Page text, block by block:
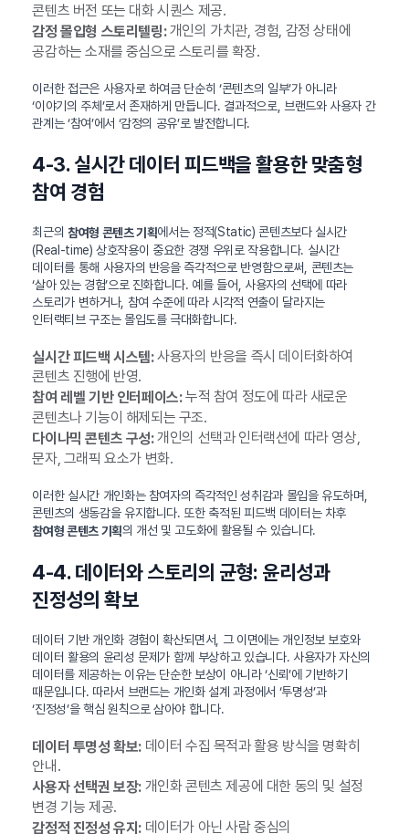
콘텐츠 버전 또는 대화 시퀀스 제공.
감정 몰입형 스토리텔링:개인의 가치관, 경험, 감정 상태에
공감하는 소재를 중심으로 스토리를 확장.
이러한 접근은 사용자로 하여금 단순히 ‘콘텐츠의 일부’가 아니라
‘이야기의 주체’로서 존재하게 만듭니다. 결과적으로, 브랜드와 사용자 간
관계는 ‘참여’에서 ‘감정의 공유’로 발전합니다.
4-3. 실시간 데이터 피드백을 활용한 맞춤형
참여 경험
최근의 참여형 콘텐츠 기획에서는 정적(Static) 콘텐츠보다 실시간
(Real-time) 상호작용이 중요한 경쟁 우위로 작용합니다. 실시간
데이터를 통해 사용자의 반응을 즉각적으로 반영함으로써, 콘텐츠는
‘살아 있는 경험’으로 진화합니다. 예를 들어, 사용자의 선택에 따라
스토리가 변하거나, 참여 수준에 따라 시각적 연출이 달라지는
인터랙티브 구조는 몰입도를 극대화합니다.
실시간 피드백 시스템:사용자의 반응을 즉시 데이터화하여
콘텐츠 진행에 반영.
참여 레벨 기반 인터페이스:누적 참여 정도에 따라 새로운
콘텐츠나 기능이 해제되는 구조.
다이나믹 콘텐츠 구성:개인의 선택과 인터랙션에 따라 영상,
문자, 그래픽 요소가 변화.
이러한 실시간 개인화는 참여자의 즉각적인 성취감과 몰입을 유도하며,
콘텐츠의 생동감을 유지합니다. 또한 축적된 피드백 데이터는 차후
참여형 콘텐츠 기획의 개선 및 고도화에 활용될 수 있습니다.
4-4. 데이터와 스토리의 균형: 윤리성과
진정성의 확보
데이터 기반 개인화 경험이 확산되면서, 그 이면에는 개인정보 보호와
데이터 활용의 윤리성 문제가 함께 부상하고 있습니다. 사용자가 자신의
데이터를 제공하는 이유는 단순한 보상이 아니라 ‘신뢰’에 기반하기
때문입니다. 따라서 브랜드는 개인화 설계 과정에서 ‘투명성’과
‘진정성’을 핵심 원칙으로 삼아야 합니다.
데이터 투명성 확보:데이터 수집 목적과 활용 방식을 명확히
안내.
사용자 선택권 보장:개인화 콘텐츠 제공에 대한 동의 및 설정
변경 기능 제공.
감정적 진정성 유지:데이터가 아닌 사람 중심의